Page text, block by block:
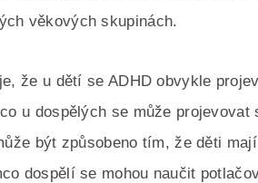
věkových skupinách.
že u dětí se ADHD obvykle
u dospělých se může
být způsobeno tím, že děti
dospělí se mohou naučit